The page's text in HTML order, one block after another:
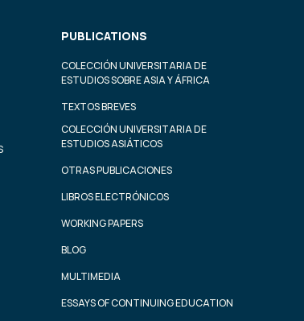
PUBLICATIONS
COLECCIÓN UNIVERSITARIA DE
ESTUDIOS SOBRE ASIA Y ÁFRICA
TEXTOS BREVES
COLECCIÓN UNIVERSITARIA DE
ESTUDIOS ASIÁTICOS
OTRAS PUBLICACIONES
LIBROS ELECTRÓNICOS
WORKING PAPERS
BLOG
MULTIMEDIA
ESSAYS OF CONTINUING EDUCATION